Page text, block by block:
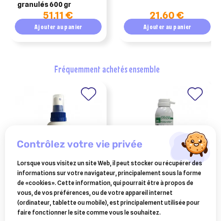
granulés 600 gr
51,11 €
Ajouter au panier
et chats21,60 €
Ajouter au panier
fréquemment achetés ensemble
FRONTLINE
frontline spray anti-puces
et anti-tiques 100 ml
21,99 €
BIMEDA
vagizan 200 ml
23,53 €
contrôlez votre vie privée
Lorsque vous visitez un site Web, il peut stocker ou récupérer des
informations sur votre navigateur, principalement sous la forme
de «cookies». Cette information, qui pourrait être à propos de
vous, de vos préférences, ou de votre appareil internet
(ordinateur, tablette ou mobile), est principalement utilisée pour
faire fonctionner le site comme vous le souhaitez.